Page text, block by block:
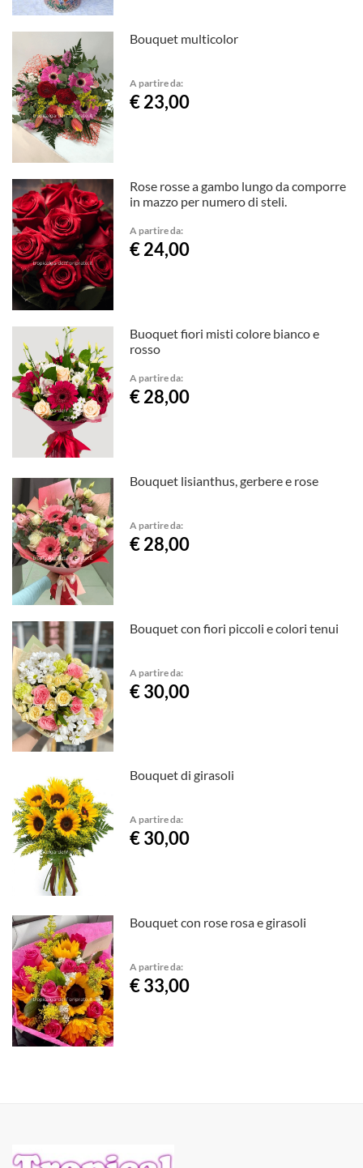
Bouquet multicolor
A partire da:
€ 23,00
Rose rosse a gambo lungo da comporre
in mazzo per numero di steli.
A partire da:
€ 24,00
Buoquet fiori misti colore bianco e
rosso
A partire da:
€ 28,00
Bouquet lisianthus, gerbere e rose
A partire da:
€ 28,00
Bouquet con fiori piccoli e colori tenui
A partire da:
€ 30,00
Bouquet di girasoli
A partire da:
€ 30,00
Bouquet con rose rosa e girasoli
A partire da:
€ 33,00